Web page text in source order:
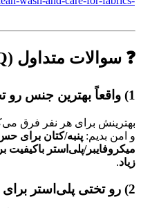
❓ سوالات متداول (FAQ)
1) واقعاً بهترین جنس رو تختی کدومه؟
بهترینش برای هر نفر فرق
و امن بدیم: پنبه/کتان برای
میکروفایبر/پلی‌استر
زیاد.
2) رو تختی پلی‌استر برای تابستون خوبه؟